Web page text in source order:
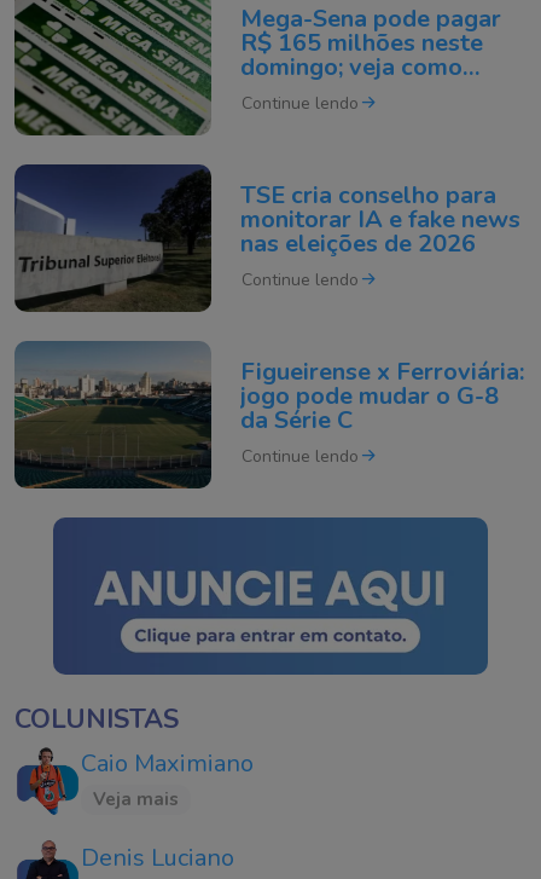
Mega-Sena pode pagar
R$ 165 milhões neste
domingo; veja como
apostar
Continue lendo
TSE cria conselho para
monitorar IA e fake news
nas eleições de 2026
Continue lendo
Figueirense x Ferroviária:
jogo pode mudar o G-8
da Série C
Continue lendo
COLUNISTAS
Caio Maximiano
Veja mais
Denis Luciano